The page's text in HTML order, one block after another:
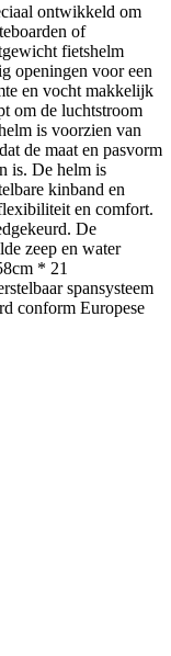
ontwikkeld om
of
fietshelm
openingen voor een
en vocht makkelijk
om de luchtstroom
is voorzien van
de maat en pasvorm
is. De helm is
kinband en
en comfort.
De
zeep en water
* 21
spansysteem
conform Europese